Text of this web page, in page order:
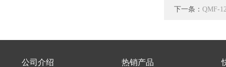
下一条： QMF-
公司介绍 热销产品